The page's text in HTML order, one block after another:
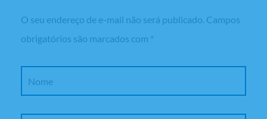
O seu endereço de e-mail não será publicado. Campos
obrigatórios são marcados com *